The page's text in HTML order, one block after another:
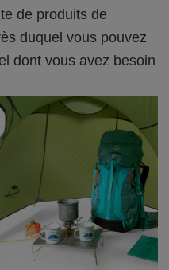
de produits de
duquel vous pouvez
dont vous avez besoin